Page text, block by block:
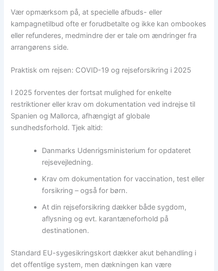
Vær opmærksom på, at specielle afbuds- eller
kampagnetilbud ofte er forudbetalte og ikke kan ombookes
eller refunderes, medmindre der er tale om ændringer fra
arrangørens side.
Praktisk om rejsen: COVID-19 og rejseforsikring i 2025
I 2025 forventes der fortsat mulighed for enkelte
restriktioner eller krav om dokumentation ved indrejse til
Spanien og Mallorca, afhængigt af globale
sundhedsforhold. Tjek altid:
Danmarks Udenrigsministerium for opdateret
rejsevejledning.
Krav om dokumentation for vaccination, test eller
forsikring – også for børn.
At din rejseforsikring dækker både sygdom,
aflysning og evt. karantæneforhold på
destinationen.
Standard EU-sygesikringskort dækker akut behandling i
det offentlige system, men dækningen kan være